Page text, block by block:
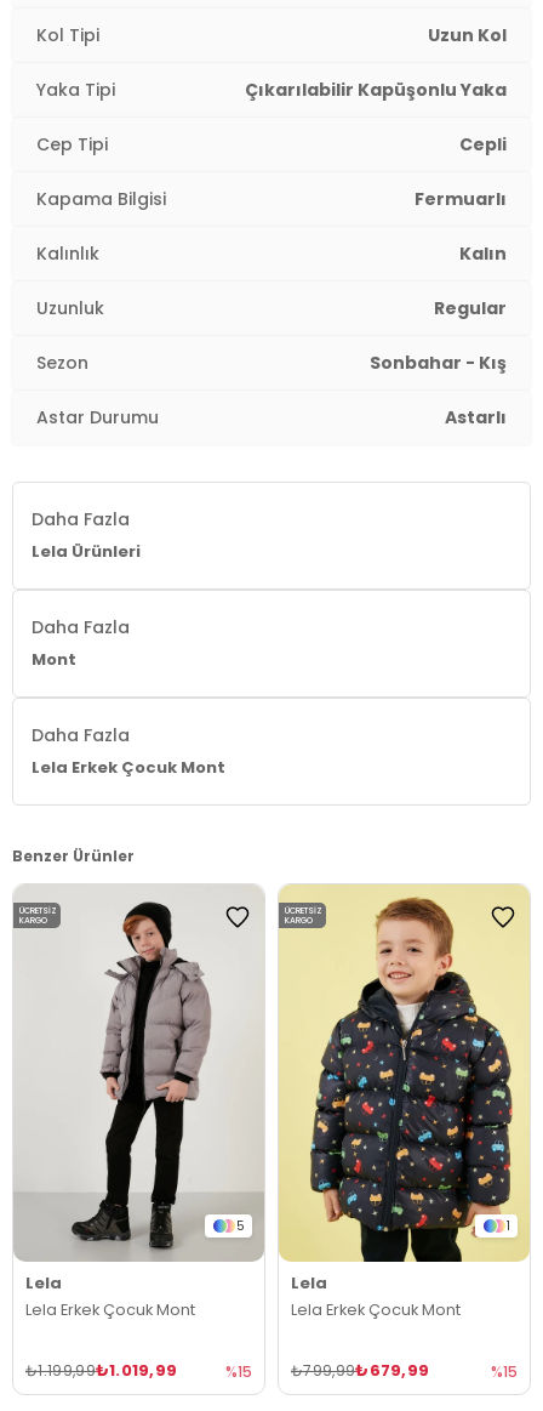
Kol Tipi Uzun Kol
Yaka Tipi Çıkarılabilir Kapüşonlu Yaka
Cep Tipi Cepli
Kapama Bilgisi Fermuarlı
Kalınlık Kalın
Uzunluk Regular
Sezon Sonbahar - Kış
Astar Durumu Astarlı
Daha Fazla
Lela Ürünleri
Daha Fazla
Mont
Daha Fazla
Lela Erkek Çocuk Mont
Benzer Ürünler
5
Lela
Lela Erkek Çocuk Mont
₺1.019,99
₺1.199,99 %15
ÜCRETSIZ
KARGO
1
Lela
Lela Erkek Çocuk Mont
₺679,99
₺799,99 %15
ÜCRETSIZ
KARGO